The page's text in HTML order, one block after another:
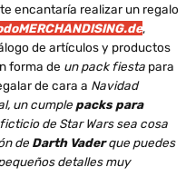
encantaría realizar un regalo
,
de artículos y productos
forma de un pack fiesta para
de cara a Navidad
un cumple packs para
de Star Wars sea cosa
de Darth Vaderque puedes
detalles muy